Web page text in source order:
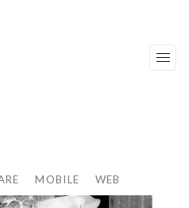
MOBILE WEB